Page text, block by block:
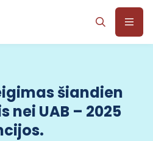
šiandien
nei UAB – 2025